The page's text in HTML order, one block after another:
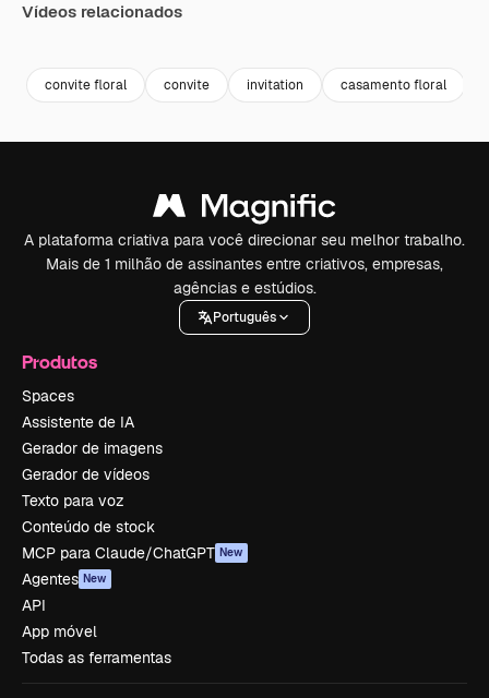
Vídeos relacionados
convite floral convite invitation casamento floral
A plataforma criativa para você direcionar seu melhor trabalho.
Mais de 1 milhão de assinantes entre criativos, empresas,
agências e estúdios.
Português
Produtos
Spaces
Assistente de IA
Gerador de imagens
Gerador de vídeos
Texto para voz
Conteúdo de stock
MCP para Claude/ChatGPT New
Agentes New
API
App móvel
Todas as ferramentas